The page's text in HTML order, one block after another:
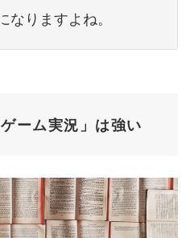
なりますよね。
ーム実況」は強い